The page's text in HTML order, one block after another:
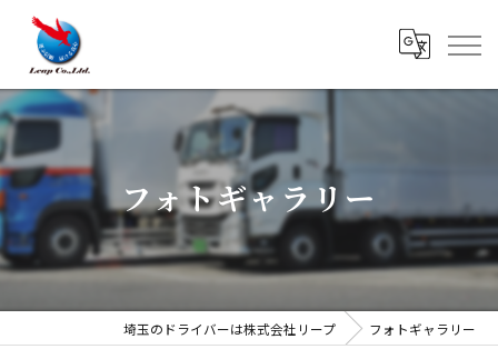
フォトギャラリー
埼玉のドライバーは株式会社リープ フォトギャラリー